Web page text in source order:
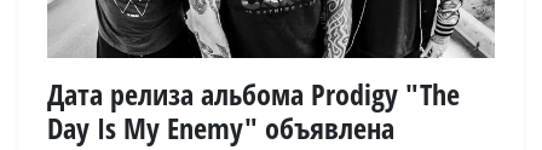
Дата релиза альбома Prodigy "The
Day Is My Enemy" объявлена